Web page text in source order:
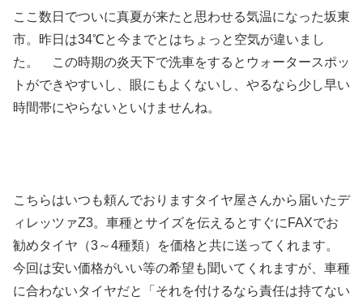
ここ数日でついに真夏が来たと思わせる気温になった坂東
市。昨日は34℃と今までとはちょっと空気が違いまし
た。 この時期の炎天下で洗車をするとウォータースポッ
トができやすいし、眼にもよくないし、やるなら少し早い
時間帯にやらないといけませんね。
こちらはいつも頼んでおりますタイヤ屋さんから届いたデ
ィレッツァZ3。車種とサイズを伝えるとすぐにFAXでお
勧めタイヤ（3～4種類）を価格と共に送ってくれます。
今回は安い価格がいい等の希望も聞いてくれますが、車種
に合わないタイヤだと「それを付けるなら責任は持てない